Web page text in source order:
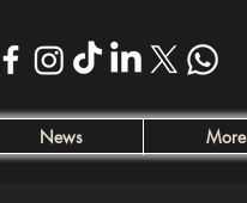
News More